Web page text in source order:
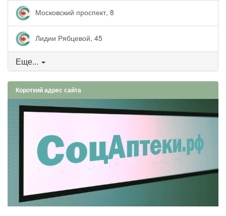
Московский проспект, 8
Лидии Рябцевой, 45
Еще...
Короткий адрес сайта